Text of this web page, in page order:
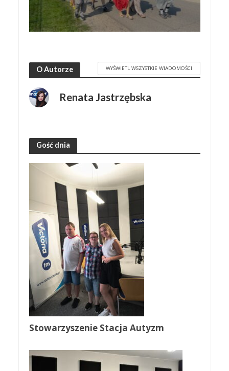
O Autorze WYŚWIETL WSZYSTKIE WIADOMOŚCI
Renata Jastrzębska
Gość dnia
Stowarzyszenie Stacja Autyzm